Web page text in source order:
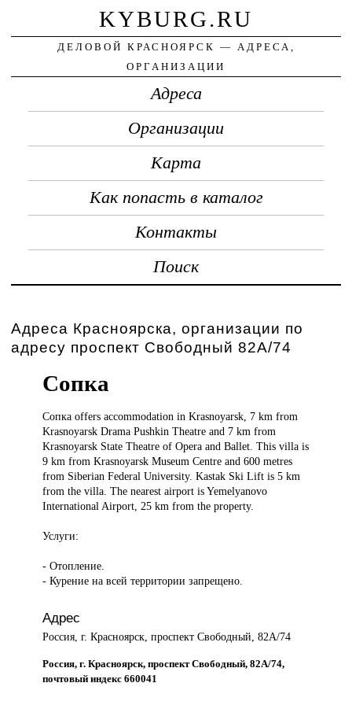
KYBURG.RU
ДЕЛОВОЙ КРАСНОЯРСК — АДРЕСА,
ОРГАНИЗАЦИИ
Адреса
Организации
Карта
Как попасть в каталог
Контакты
Поиск
Адреса Красноярска, организации по
адресу проспект Свободный 82А/74
Сопка
Сопка offersaccommodation in Krasnoyarsk, 7 km from
Krasnoyarsk Drama Pushkin Theatre and 7 km from
Krasnoyarsk State Theatre of Opera and Ballet. This villa is
9 km from Krasnoyarsk Museum Centre and 600 metres
from Siberian Federal University. Kastak Ski Lift is 5 km
from the villa. The nearest airport is Yemelyanovo
International Airport, 25 km from the property.
Услуги:
- Отопление.
- Курение на всей территории запрещено.
Адрес
Россия, г. Красноярск, проспект Свободный, 82А/74
Россия, г. Красноярск, проспект Свободный, 82А/74,
почтовый индекс 660041